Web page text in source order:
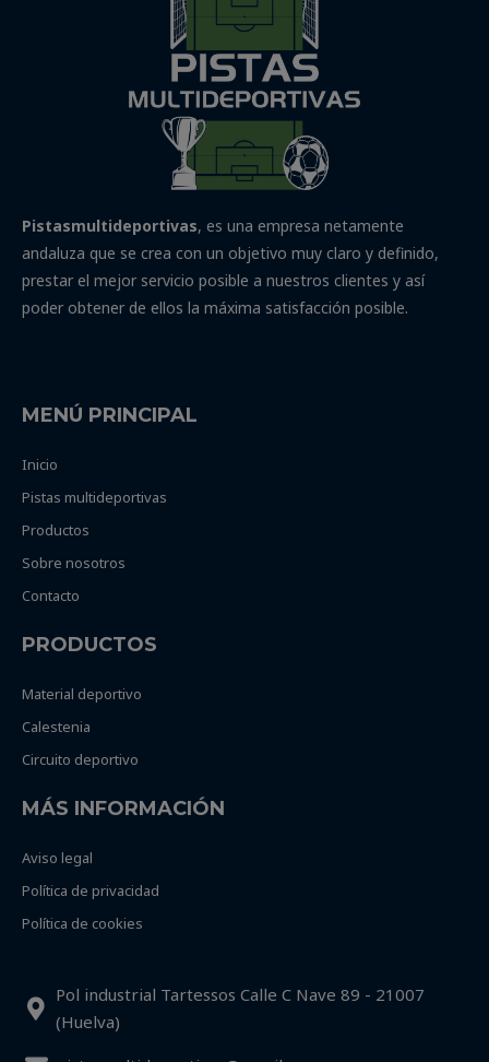
Pistasmultideportivas, es una empresa netamente
andaluza que se crea con un objetivo muy claro y definido,
prestar el mejor servicio posible a nuestros clientes y así
poder obtener de ellos la máxima satisfacción posible.
MENÚ PRINCIPAL
Inicio
Pistas multideportivas
Productos
Sobre nosotros
Contacto
PRODUCTOS
Material deportivo
Calestenia
Circuito deportivo
MÁS INFORMACIÓN
Aviso legal
Política de privacidad
Política de cookies
Pol industrial Tartessos Calle C Nave 89 - 21007
(Huelva)